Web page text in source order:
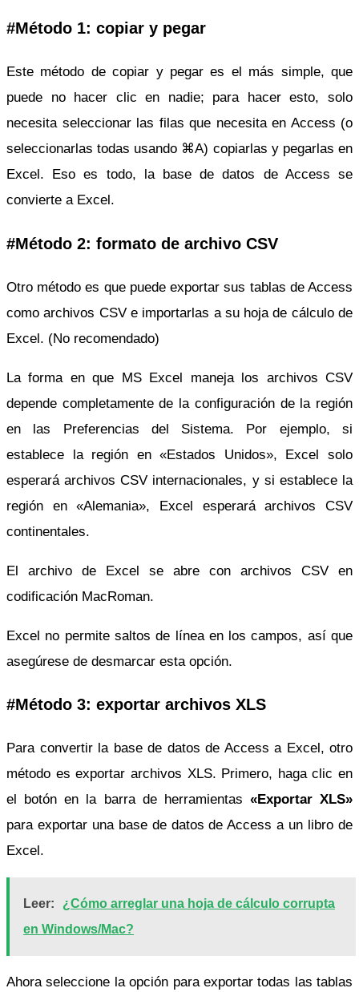
#Método 1: copiar y pegar
Este método de copiar y pegar es el más simple, que
puede no hacer clic en nadie; para hacer esto, solo
necesita seleccionar las filas que necesita en Access (o
seleccionarlas todas usando ⌘A) copiarlas y pegarlas en
Excel. Eso es todo, la base de datos de Access se
convierte a Excel.
#Método 2: formato de archivo CSV
Otro método es que puede exportar sus tablas de Access
como archivos CSV e importarlas a su hoja de cálculo de
Excel. (No recomendado)
La forma en que MS Excel maneja los archivos CSV
depende completamente de la configuración de la región
en las Preferencias del Sistema. Por ejemplo, si
establece la región en «Estados Unidos», Excel solo
esperará archivos CSV internacionales, y si establece la
región en «Alemania», Excel esperará archivos CSV
continentales.
El archivo de Excel se abre con archivos CSV en
codificación MacRoman.
Excel no permite saltos de línea en los campos, así que
asegúrese de desmarcar esta opción.
#Método 3: exportar archivos XLS
Para convertir la base de datos de Access a Excel, otro
método es exportar archivos XLS. Primero, haga clic en
el botón en la barra de herramientas «Exportar XLS»
para exportar una base de datos de Access a un libro de
Excel.
Leer:
¿Cómo arreglar una hoja de cálculo corrupta
en Windows/Mac?
Ahora seleccione la opción para exportar todas las tablas